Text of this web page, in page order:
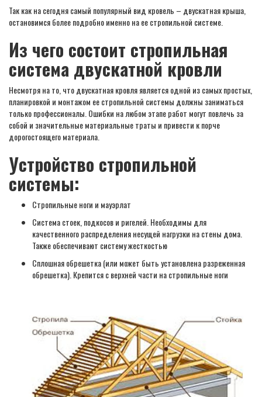
Так как на сегодня самый популярный вид кровель – двускатная крыша,
остановимся более подробно именно на ее стропильной системе.
Из чего состоит стропильная
система двускатной кровли
Несмотря на то, что двускатная кровля является одной из самых простых,
планировкой и монтажом ее стропильной системы должны заниматься
только профессионалы. Ошибки на любом этапе работ могут повлечь за
собой и значительные материальные траты и привести к порче
дорогостоящего материала.
Устройство стропильной
системы:
Стропильные ноги и мауэрлат
Система стоек, подкосов и ригелей. Необходимы для
качественного распределения несущей нагрузки на стены дома.
Также обеспечивают систему жесткостью
Сплошная обрешетка (или может быть установлена разреженная
обрешетка). Крепится с верхней части на стропильные ноги